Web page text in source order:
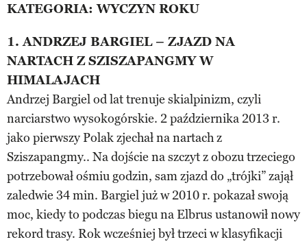
KATEGORIA: WYCZYN ROKU
1. ANDRZEJ BARGIEL – ZJAZD NA
NARTACH Z SZISZAPANGMY W
HIMALAJACH
Andrzej Bargiel od lat trenuje skialpinizm, czyli
narciarstwo wysokogórskie. 2 października 2013 r.
jako pierwszy Polak zjechał na nartach z
Sziszapangmy.. Na dojście na szczyt z obozu trzeciego
potrzebował ośmiu godzin, sam zjazd do „trójki” zajął
zaledwie 34 min. Bargiel już w 2010 r. pokazał swoją
moc, kiedy to podczas biegu na Elbrus ustanowił nowy
rekord trasy. Rok wcześniej był trzeci w klasyfikacji